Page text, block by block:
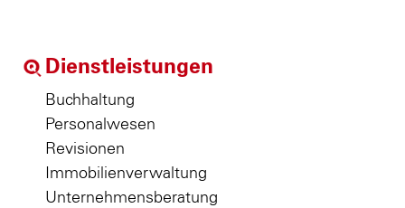
Dienstleistungen
Buchhaltung
Personalwesen
Revisionen
Immobilienverwaltung
Unternehmensberatung